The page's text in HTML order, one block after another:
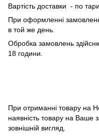
Вартість доставки - по
При оформленні
в той же день.
Обробка замовлень
18 години.
При отриманні товару на
наявність товару на Ваше
зовнішній вигляд.